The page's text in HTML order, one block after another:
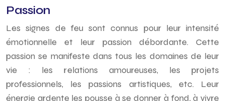
Passion
Les signes de feu sont connus pour leur intensité
émotionnelle et leur passion débordante. Cette
passion se manifeste dans tous les domaines de leur
vie : les relations amoureuses, les projets
professionnels, les passions artistiques, etc. Leur
énergie ardente les pousse à se donner à fond, à vivre